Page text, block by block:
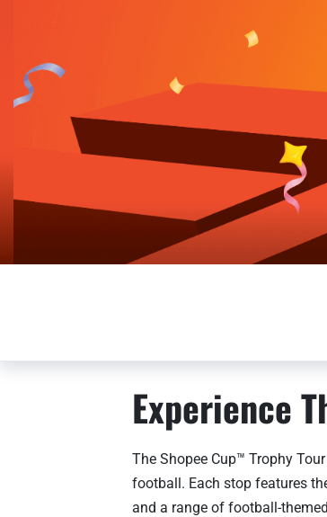
Experience
The Shopee Cup™ Trophy
football. Each stop features
and a range of football-